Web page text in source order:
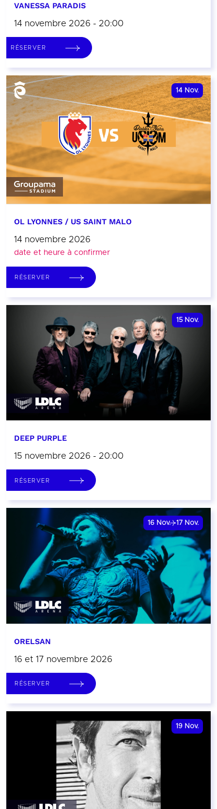
VANESSA PARADIS
14 novembre 2026 - 20:00
RÉSERVER
14 Nov.
OL LYONNES / US SAINT MALO
14 novembre 2026
date et heure à confirmer
RÉSERVER
15 Nov.
DEEP PURPLE
15 novembre 2026 - 20:00
RÉSERVER
16 Nov. 17 Nov.
ORELSAN
16 et 17 novembre 2026
RÉSERVER
19 Nov.